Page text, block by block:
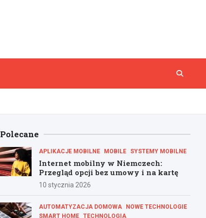
Polecane
APLIKACJE MOBILNE MOBILE SYSTEMY MOBILNE
Internet mobilny w Niemczech:
Przegląd opcji bez umowy i na kartę
10 stycznia 2026
AUTOMATYZACJA DOMOWA
NOWE TECHNOLOGIE
SMART HOME TECHNOLOGIA